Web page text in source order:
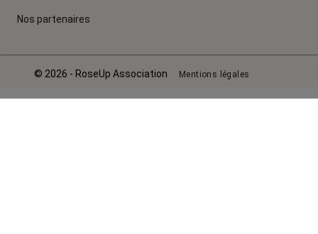
Nos partenaires
© 2026 - RoseUp Association Mentions légales